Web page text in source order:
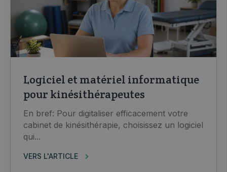
Logiciel et matériel informatique
pour kinésithérapeutes
En bref: Pour digitaliser efficacement votre
cabinet de kinésithérapie, choisissez un logiciel
qui...
VERS L'ARTICLE